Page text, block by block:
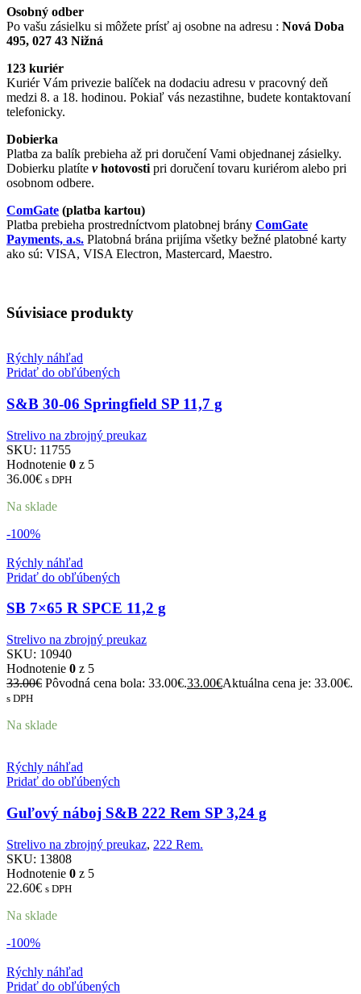
Osobný odber
Po vašu zásielku si môžete prísť aj osobne na adresu : Nová Doba
495, 027 43 Nižná
123 kuriér
Kuriér Vám privezie balíček na dodaciu adresu v pracovný deň
medzi 8. a 18. hodinou. Pokiaľ vás nezastihne, budete kontaktovaní
telefonicky.
Dobierka
Platba za balík prebieha až pri doručení Vami objednanej zásielky.
Dobierku platíte vhotovosti pri doručení tovaru kuriérom alebo pri
osobnom odbere.
ComGate (platba kartou)
Platba prebieha prostredníctvom platobnej brány ComGate
Payments, a.s. Platobná brána prijíma všetky bežné platobné karty
ako sú: VISA, VISA Electron, Mastercard, Maestro.
Súvisiace produkty
Rýchly náhľad
Pridať do obľúbených
S&B 30-06 Springfield SP 11,7 g
Strelivo na zbrojný preukaz
SKU: 11755
Hodnotenie 0 z 5
36.00€ s DPH
Na sklade
-100%
Rýchly náhľad
Pridať do obľúbených
SB 7×65 R SPCE 11,2 g
Strelivo na zbrojný preukaz
SKU: 10940
Hodnotenie 0 z 5
33.00€ Pôvodná cena bola: 33.00€.33.00€Aktuálna cena je: 33.00€.
s DPH
Na sklade
Rýchly náhľad
Pridať do obľúbených
Guľový náboj S&B 222 Rem SP 3,24 g
Strelivo na zbrojný preukaz, 222 Rem.
SKU: 13808
Hodnotenie 0 z 5
22.60€ s DPH
Na sklade
-100%
Rýchly náhľad
Pridať do obľúbených